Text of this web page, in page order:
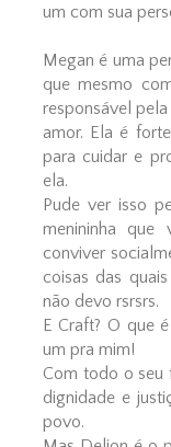
um com sua
Megan é uma
que mesmo
responsável
amor. Ela é
para cuidar e
ela.
Pude ver isso
menininha
conviver
coisas das
não devo rsrsrs.
E Craft? O que
um pra mim!
Com todo o seu
dignidade e
povo.